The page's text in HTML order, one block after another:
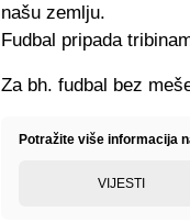
našu zemlju.
Fudbal pripada
Za bh. fudbal bez
Potražite više informacija
VIJESTI